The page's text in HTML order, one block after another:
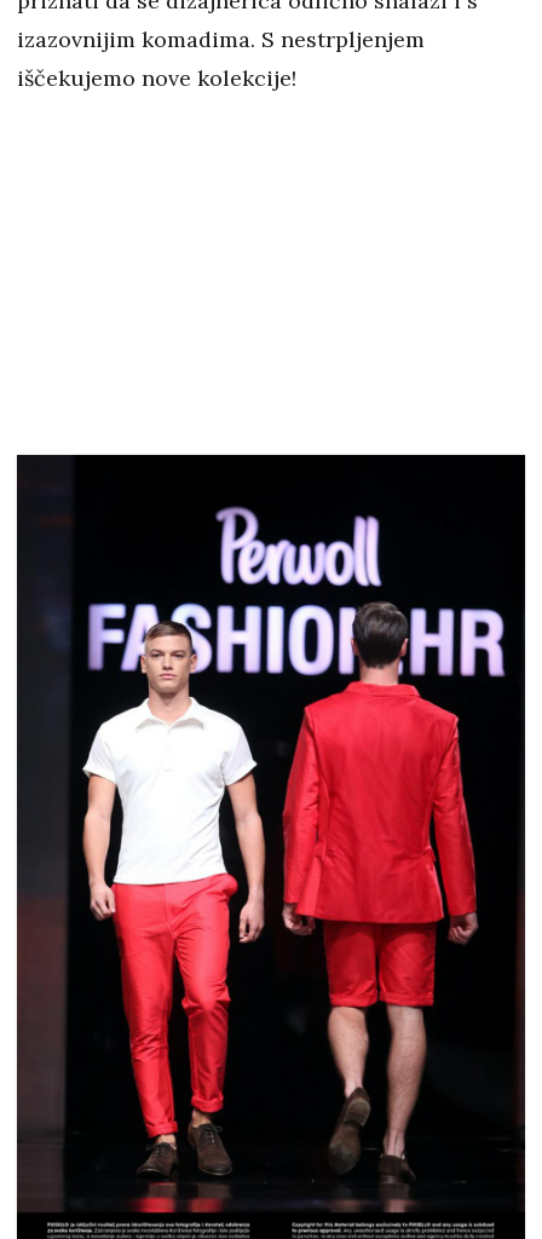
izazovnijim komadima. S nestrpljenjem
iščekujemo nove kolekcije!